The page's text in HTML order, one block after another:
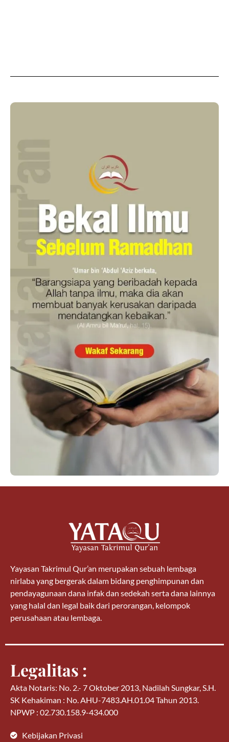
Yayasan Takrimul Qur’an merupakan sebuah lembaga
nirlaba yang bergerak dalam bidang penghimpunan dan
pendayagunaan dana infak dan sedekah serta dana lainnya
yang halal dan legal baik dari perorangan, kelompok
perusahaan atau lembaga.
Legalitas :
Akta Notaris: No. 2.- 7 Oktober 2013, Nadilah Sungkar, S.H.
SK Kehakiman : No. AHU-7483.AH.01.04 Tahun 2013.
NPWP : 02.730.158.9-434.000
Kebijakan Privasi